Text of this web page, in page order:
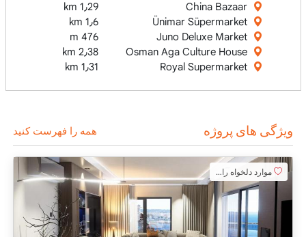
China Bazaar
1٫29 km
Ünimar Süpermarket
1٫6 km
Juno Deluxe Market
476 m
Osman Aga Culture House
2٫38 km
Royal Supermarket
1٫31 km
ویژگی های پروژه همه را فهرست کنید
موارد دلخواه را اضافه کنید